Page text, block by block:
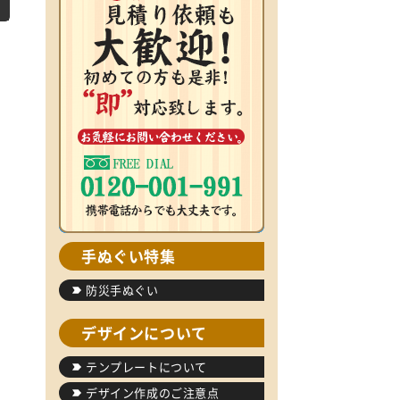
手ぬぐい特集
防災手ぬぐい
デザインについて
テンプレートについて
デザイン作成のご注意点